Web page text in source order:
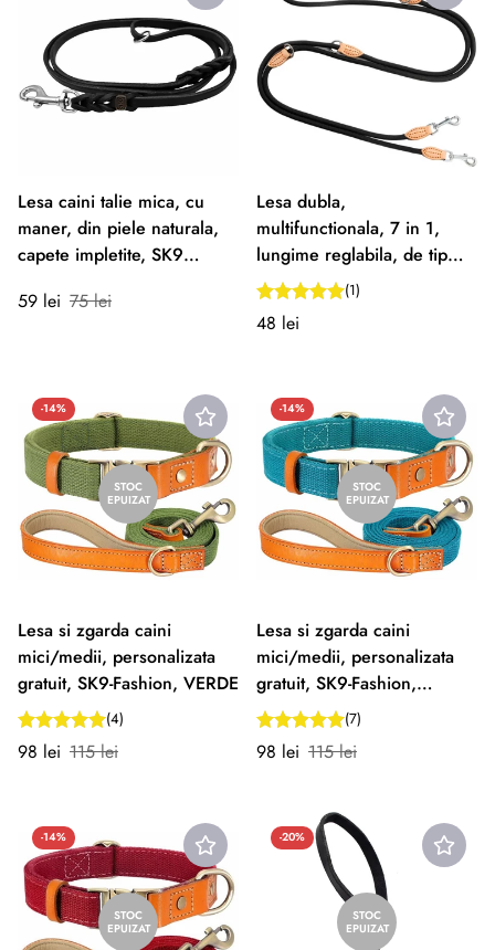
Lesa caini talie mica, cu
maner, din piele naturala,
capete impletite, SK9
Preț
59 lei
Preț
75 lei
Lesa dubla,
multifunctionala, 7 in 1,
lungime reglabila, de tip
coarda, 210cm
(1)
Preț
48 lei
-14%
STOC
EPUIZAT
Lesa si zgarda caini
mici/medii, personalizata
gratuit, SK9-Fashion, VERDE
(4)
Preț
98 lei
Preț
115 lei
-14%
STOC
EPUIZAT
Lesa si zgarda caini
mici/medii, personalizata
gratuit, SK9-Fashion,
TURCOAZ (7)
Preț
98 lei
Preț
115 lei
-14%
STOC
EPUIZAT
-20%
STOC
EPUIZAT